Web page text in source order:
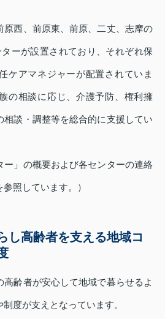
原西、前原東、前原、二丈、志摩の
ーが設置されており、それぞれ保
ケアマネジャーが配置されていま
の相談に応じ、介護予防、権利擁
相談・調整等を総合的に支援してい
ー」の概要および各センターの連絡
照しています。）
し高齢者を支える地域コ
高齢者が安心して地域で暮らせるよ
度が支えとなっています。